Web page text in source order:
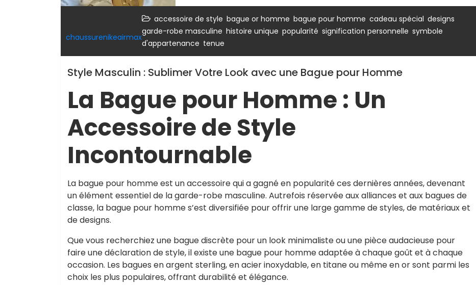
chaussurenikeairmax
accessoire de style bague or homme bague pour homme cadeau spécial designs
garde-robe masculine histoire unique popularité signification personnelle symbole
d'appartenance tenue
Style Masculin : Sublimer Votre Look avec une Bague pour Homme
La Bague pour Homme : Un
Accessoire de Style
Incontournable
La bague pour homme est un accessoire qui a gagné en popularité ces dernières années, devenant
un élément essentiel de la garde-robe masculine. Autrefois réservée aux alliances et aux bagues de
classe, la bague pour homme s’est diversifiée pour offrir une large gamme de styles, de matériaux et
de designs.
Que vous recherchiez une bague discrète pour un look minimaliste ou une pièce audacieuse pour
faire une déclaration de style, il existe une bague pour homme adaptée à chaque goût et à chaque
occasion. Les bagues en argent sterling, en acier inoxydable, en titane ou même en or sont parmi les
choix les plus populaires, offrant durabilité et élégance.